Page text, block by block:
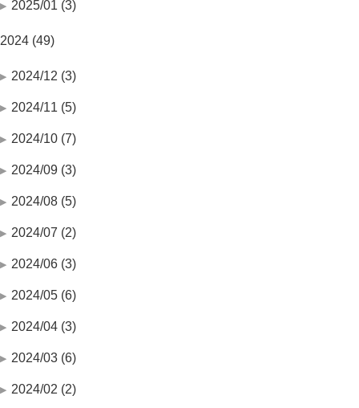
2025/01 (3)
2024 (49)
2024/12 (3)
2024/11 (5)
2024/10 (7)
2024/09 (3)
2024/08 (5)
2024/07 (2)
2024/06 (3)
2024/05 (6)
2024/04 (3)
2024/03 (6)
2024/02 (2)